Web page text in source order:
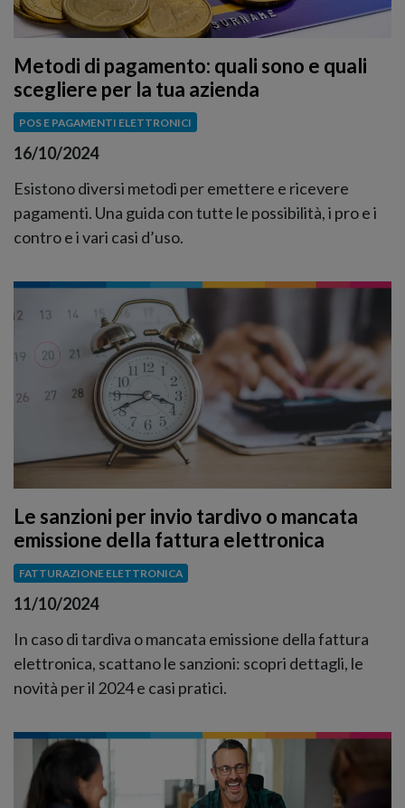
Metodi di pagamento: quali sono e quali
scegliere per la tua azienda
POS E PAGAMENTI ELETTRONICI
16/10/2024
Esistono diversi metodi per emettere e ricevere
pagamenti. Una guida con tutte le possibilità, i pro e i
contro e i vari casi d’uso.
Le sanzioni per invio tardivo o mancata
emissione della fattura elettronica
FATTURAZIONE ELETTRONICA
11/10/2024
In caso di tardiva o mancata emissione della fattura
elettronica, scattano le sanzioni: scopri dettagli, le
novità per il 2024 e casi pratici.